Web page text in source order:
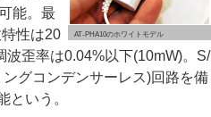
AT-PHA10のホワイトモデル
能。最
性は20
歪率は0.04%以下(10mW)。S/
グコンデンサーレス)回路を備
という。